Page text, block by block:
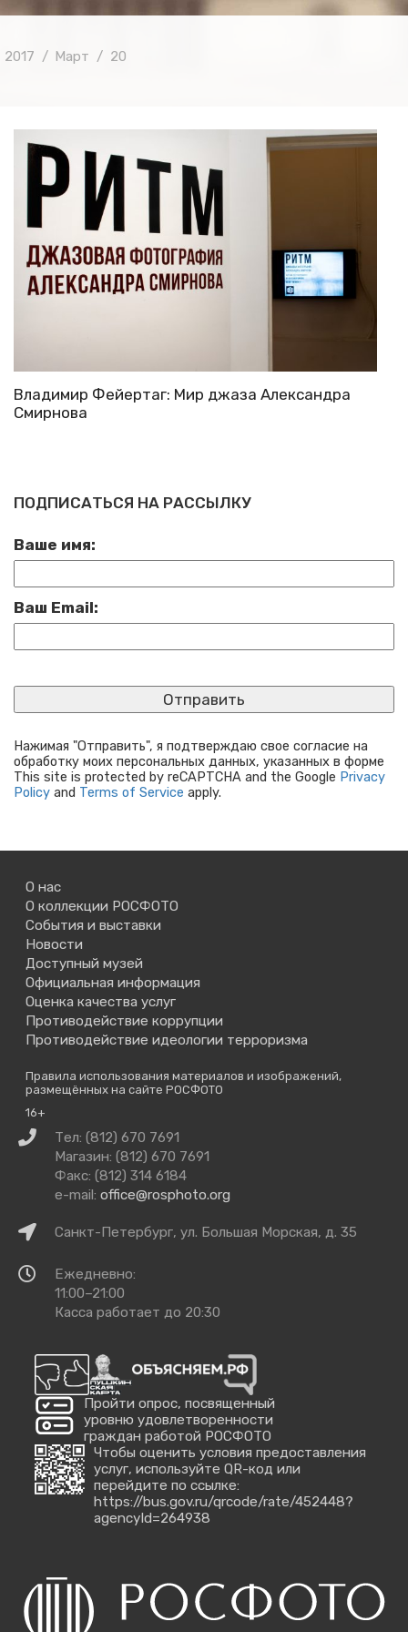
2017 Март 20
Владимир Фейертаг: Мир джаза Александра
Смирнова
ПОДПИСАТЬСЯ НА РАССЫЛКУ
Ваше имя:
Ваш Email:
Нажимая "Отправить", я подтверждаю свое согласие на
обработку моих персональных данных, указанных в форме
This site is protected by reCAPTCHA and the Google Privacy
Policy and Terms of Service apply.
О нас
О коллекции РОСФОТО
События и выставки
Новости
Доступный музей
Официальная информация
Оценка качества услуг
Противодействие коррупции
Противодействие идеологии терроризма
Правила использования материалов и изображений,
размещённых на сайте РОСФОТО
16+
Связаться
нами
Тел: (812) 670 7691
Магазин: (812) 670 7691
Факс: (812) 314 6184
e-mail: office@rosphoto.org
КакСанкт-Петербург, ул. Большая Морская, д. 35
Время
работы
Ежедневно:
11:00–21:00
Касса работает до 20:30
Пройти опрос, посвященный
уровню удовлетворенности
граждан работой РОСФОТО
Чтобы оценить условия предоставления
услуг, используйте QR-код или
перейдите по ссылке:
https://bus.gov.ru/qrcode/rate/452448?
agencyId=264938